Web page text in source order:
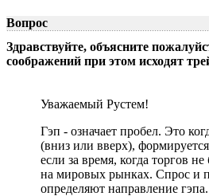
Вопрос
Здравствуйте, объясните
соображений при этом исходят
Уважаемый Рустем!
Гэп - означает пробел. Это
(вниз или вверх),
если за время, когда торгов
на мировых рынках. Спрос и
определяют направление гэпа.